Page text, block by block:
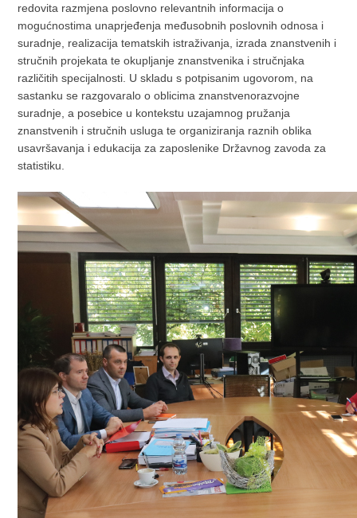
redovita razmjena poslovno relevantnih informacija o
mogućnostima unaprjeđenja međusobnih poslovnih odnosa i
suradnje, realizacija tematskih istraživanja, izrada znanstvenih i
stručnih projekata te okupljanje znanstvenika i stručnjaka
različitih specijalnosti. U skladu s potpisanim ugovorom, na
sastanku se razgovaralo o oblicima znanstvenorazvojne
suradnje, a posebice u kontekstu uzajamnog pružanja
znanstvenih i stručnih usluga te organiziranja raznih oblika
usavršavanja i edukacija za zaposlenike Državnog zavoda za
statistiku.